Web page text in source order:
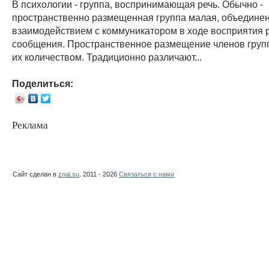
В психологии - группа, воспринимающая речь. Обычно -
пространственно размещенная группа малая,
взаимодействием с коммуникатором в ходе восприятия
сообщения. Пространственное размещение членов
их количеством. Традиционно различают...
Поделиться:
Реклама
Сайт сделан в znai.su . 2011 - 2026 Связаться с нами